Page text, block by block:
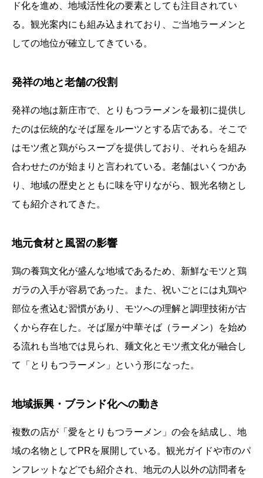
ド化を進め、地域活性化の要素としても注目されてい
る。観光案内にも組み込まれており、ご当地ラーメンと
しての地位が確立してきている。
発祥の地と老舗の役割
発祥の地は新庄市で、とりもつラーメンを最初に提供し
たのは伝統的なそば屋をルーツとする店である。そこで
はモツ煮と鶏がらスープを提供しており、それらを組み
合わせたのが始まりと言われている。老舗はいくつかあ
り、地域の歴史とともに味を守りながら、観光名物とし
ても紹介されてきた。
地元食材と風習の影響
鶏の養鶏文化が盛んな地域であるため、新鮮なモツと鶏
ガラの入手が容易であった。また、祝いごとには丸鶏や
部位を煮込む習慣があり、モツへの理解と調理技術が古
くから存在した。そば屋が中華そば（ラーメン）を始め
る流れも当地では見られ、麺文化とモツ煮文化が融合し
て「とりもつラーメン」という形になった。
地域振興・ブランド化への動き
複数の店が「愛をとりもつラーメン」の会を結成し、地
域の名物としてPRを展開している。観光ガイドや市のパ
ンフレットなどでも紹介され、地元の人以外の訪問者を